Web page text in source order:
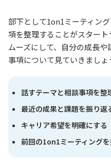
部下として1on1ミーティン
項を整理することがスター
ムーズにして、自分の成長
事項について見ていきましょ
話すテーマと相談事項を整
最近の成果と課題を振り返
キャリア希望を明確にする
前回の1on1ミーティング